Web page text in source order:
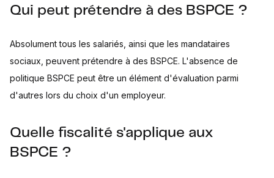
Qui peut prétendre à des BSPCE ?
Absolument tous les salariés, ainsi que les mandataires
sociaux, peuvent prétendre à des BSPCE. L'absence de
politique BSPCE peut être un élément d'évaluation parmi
d'autres lors du choix d'un employeur.
Quelle fiscalité s'applique aux
BSPCE ?